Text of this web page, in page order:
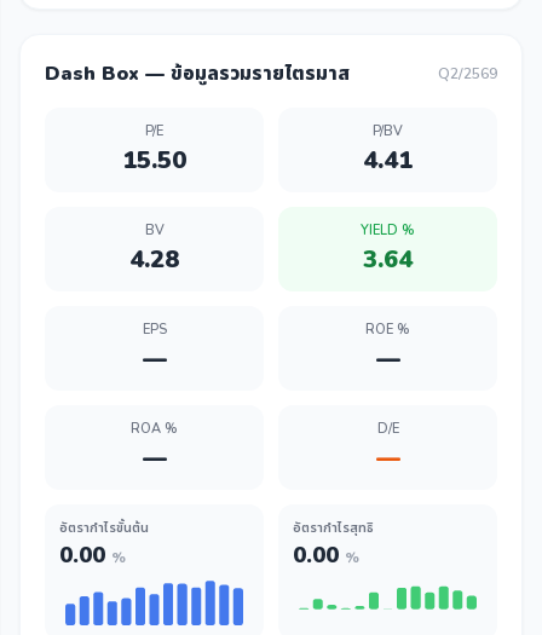
Dash Box — ข้อมูลรวมรายไตรมาส Q2/2569
P/E
15.50
P/BV
4.41
BV
4.28
YIELD %
3.64
EPS
—
ROE %
—
ROA %
—
D/E
—
อัตรากำไรขั้นต้น
0.00 %
อัตรากำไรสุทธิ
0.00 %